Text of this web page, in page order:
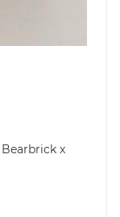
Bearbrick x